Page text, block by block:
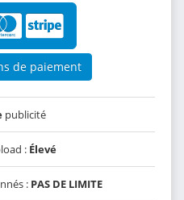
de paiement
publicité
: Élevé
: PAS DE LIMITE